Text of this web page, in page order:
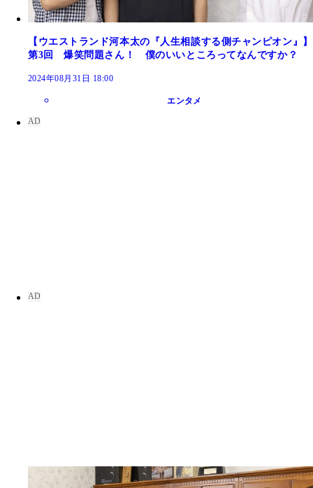
【ウエストランド河本太の『人生相談する側チャンピオン』】
第3回 爆笑問題さん！ 僕のいいところってなんですか？
2024年08月31日 18:00
エンタメ